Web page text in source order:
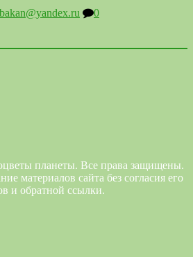
0
планеты. Все права защищены.
материалов сайта без согласия его
и обратной ссылки.